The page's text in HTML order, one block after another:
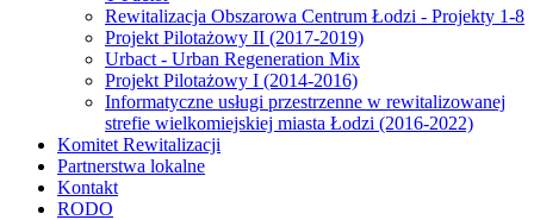
Rewitalizacja Obszarowa Centrum Łodzi - Projekty 1-8
Projekt Pilotażowy II (2017-2019)
Urbact - Urban Regeneration Mix
Projekt Pilotażowy I (2014-2016)
Informatyczne usługi przestrzenne w rewitalizowanej
strefie wielkomiejskiej miasta Łodzi (2016-2022)
Komitet Rewitalizacji
Partnerstwa lokalne
Kontakt
RODO